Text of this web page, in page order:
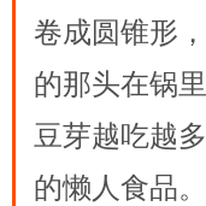
卷成圆锥形
的那头在锅
豆芽越吃越
的懒人食品。